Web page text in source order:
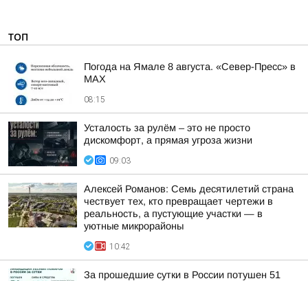
ТОП
Погода на Ямале 8 августа. «Север-Пресс» в
MAX
08:15
Усталость за рулём – это не просто
дискомфорт, а прямая угроза жизни
09:03
Алексей Романов: Семь десятилетий страна
чествует тех, кто превращает чертежи в
реальность, а пустующие участки — в
уютные микрорайоны
10:42
За прошедшие сутки в России потушен 51